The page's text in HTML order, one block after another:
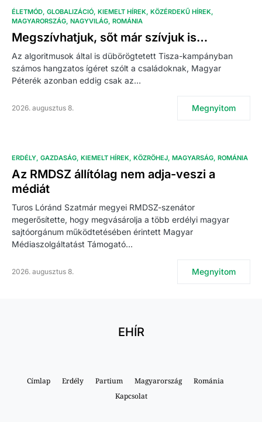
ÉLETMÓD GLOBALIZÁCIÓ KIEMELT HÍREK KÖZÉRDEKŰ HÍREK
MAGYARORSZÁG NAGYVILÁG ROMÁNIA
Megszívhatjuk, sőt már szívjuk is…
Az algoritmusok által is dübörögtetett Tisza-kampányban
számos hangzatos ígéret szólt a családoknak, Magyar
Péterék azonban eddig csak az…
2026. augusztus 8. Megnyitom
ERDÉLY GAZDASÁG KIEMELT HÍREK KÖZRÖHEJ MAGYARSÁG ROMÁNIA
Az RMDSZ állítólag nem adja-veszi a
médiát
Turos Lóránd Szatmár megyei RMDSZ-szenátor
megerősítette, hogy megvásárolja a több erdélyi magyar
sajtóorgánum működtetésében érintett Magyar
Médiaszolgáltatást Támogató…
2026. augusztus 8. Megnyitom
EHÍR
Címlap Erdély Partium Magyarország
Románia
Kapcsolat